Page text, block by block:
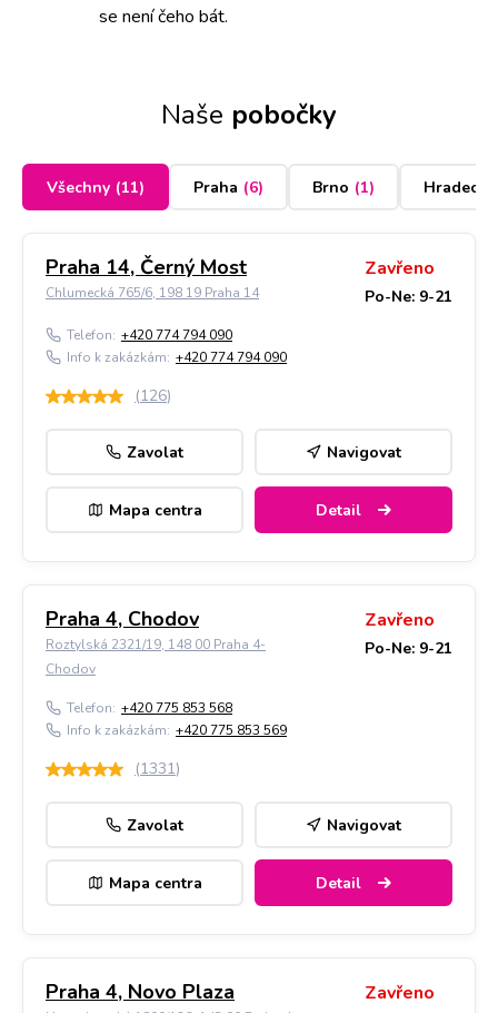
se není čeho bát.
Naše pobočky
Všechny (11) Praha (6) Brno (1) Hradec
Praha 14, Černý Most
Chlumecká 765/6, 198 19 Praha 14
Zavřeno
Po-Ne: 9-21
Telefon: +420 774 794 090
Info k zakázkám: +420 774 794 090
(126)
Zavolat Navigovat
Mapa centra Detail
Praha 4, Chodov
Roztylská 2321/19, 148 00 Praha 4-
Chodov
Zavřeno
Po-Ne: 9-21
Telefon: +420 775 853 568
Info k zakázkám: +420 775 853 569
(1331)
Zavolat Navigovat
Mapa centra Detail
Praha 4, Novo Plaza Zavřeno